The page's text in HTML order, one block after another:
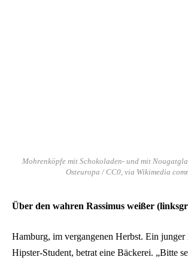
Mohrenköpfe mit Schokoladen- und mit
Osteuropa / CC0, via Wikimedia
Über den wahren Rassimus weißer
Hamburg, im vergangenen Herbst. Ein
Hipster-Student, betrat eine Bäckerei. „Bitte